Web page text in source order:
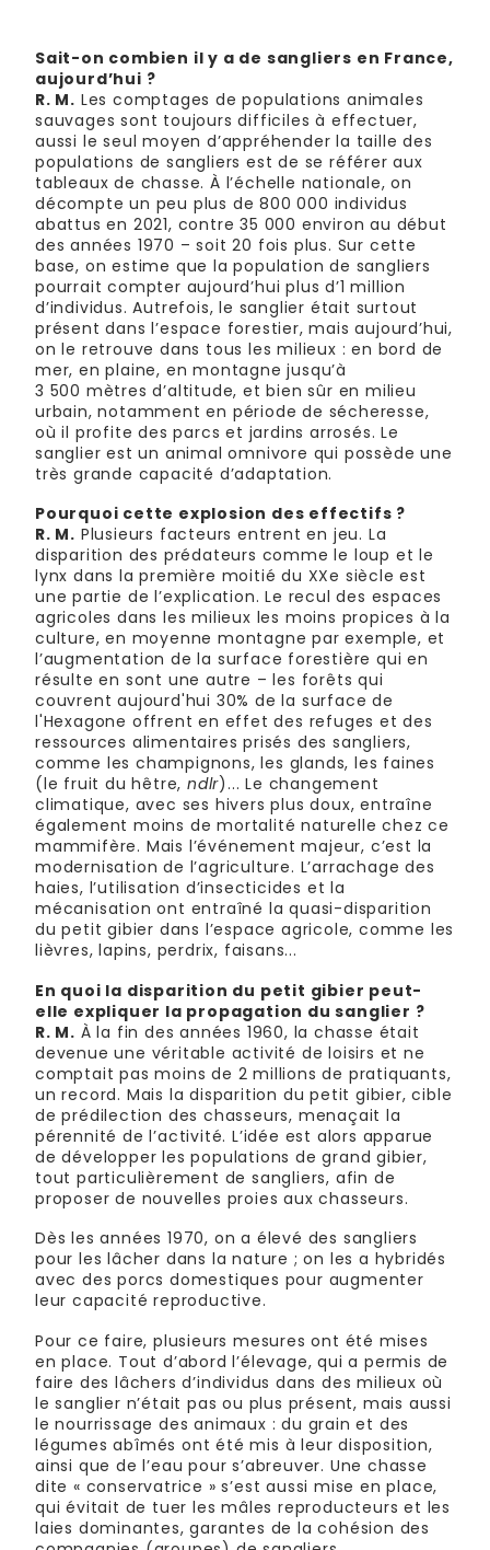
Sait-on combien il y a de sangliers en France,
aujourd’hui ?
R. M. Les comptages de populations animales
sauvages sont toujours difficiles à effectuer,
aussi le seul moyen d’appréhender la taille des
populations de sangliers est de se référer aux
tableaux de chasse. À l’échelle nationale, on
décompte un peu plus de 800 000 individus
abattus en 2021, contre 35 000 environ au début
des années 1970 – soit 20 fois plus. Sur cette
base, on estime que la population de sangliers
pourrait compter aujourd’hui plus d’1 million
d’individus. Autrefois, le sanglier était surtout
présent dans l’espace forestier, mais aujourd’hui,
on le retrouve dans tous les milieux : en bord de
mer, en plaine, en montagne jusqu’à
3 500 mètres d’altitude, et bien sûr en milieu
urbain, notamment en période de sécheresse,
où il profite des parcs et jardins arrosés. Le
sanglier est un animal omnivore qui possède une
très grande capacité d’adaptation.
Pourquoi cette explosion des effectifs ?
R. M. Plusieurs facteurs entrent en jeu. La
disparition des prédateurs comme le loup et le
lynx dans la première moitié du XXe siècle est
une partie de l’explication. Le recul des espaces
agricoles dans les milieux les moins propices à la
culture, en moyenne montagne par exemple, et
l’augmentation de la surface forestière qui en
résulte en sont une autre – les forêts qui
couvrent aujourd'hui 30% de la surface de
l'Hexagone offrent en effet des refuges et des
ressources alimentaires prisés des sangliers,
comme les champignons, les glands, les faines
(le fruit du hêtre,ndlr)... Le changement
climatique, avec ses hivers plus doux, entraîne
également moins de mortalité naturelle chez ce
mammifère. Mais l’événement majeur, c’est la
modernisation de l’agriculture. L’arrachage des
haies, l’utilisation d’insecticides et la
mécanisation ont entraîné la quasi-disparition
du petit gibier dans l’espace agricole, comme les
lièvres, lapins, perdrix, faisans...
En quoi la disparition du petit gibier peut-
elle expliquer la propagation du sanglier ?
R. M. À la fin des années 1960, la chasse était
devenue une véritable activité de loisirs et ne
comptait pas moins de 2 millions de pratiquants,
un record. Mais la disparition du petit gibier, cible
de prédilection des chasseurs, menaçait la
pérennité de l’activité. L’idée est alors apparue
de développer les populations de grand gibier,
tout particulièrement de sangliers, afin de
proposer de nouvelles proies aux chasseurs.
Dès les années 1970, on a élevé des sangliers
pour les lâcher dans la nature ; on les a hybridés
avec des porcs domestiques pour augmenter
leur capacité reproductive.
Pour ce faire, plusieurs mesures ont été mises
en place. Tout d’abord l’élevage, qui a permis de
faire des lâchers d’individus dans des milieux où
le sanglier n’était pas ou plus présent, mais aussi
le nourrissage des animaux : du grain et des
légumes abîmés ont été mis à leur disposition,
ainsi que de l’eau pour s’abreuver. Une chasse
dite « conservatrice » s’est aussi mise en place,
qui évitait de tuer les mâles reproducteurs et les
laies dominantes, garantes de la cohésion des